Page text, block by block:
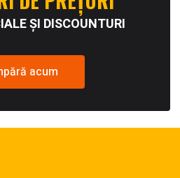
ȘI DISCOUNTURI
acum